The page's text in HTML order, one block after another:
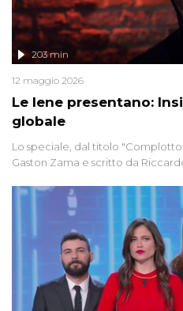
Le Iene presentano:
globale
203 min
12 maggio 2026
Lo speciale, dal titolo
Gaston Zama e scritto da
racconta l'universo delle
globali e del complottismo che
social network, talk show,